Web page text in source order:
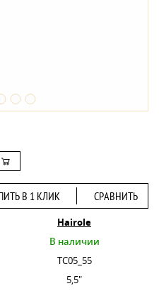
В 1 КЛИК СРАВНИТЬ
Hairole
В наличии
TC05_55
5,5"